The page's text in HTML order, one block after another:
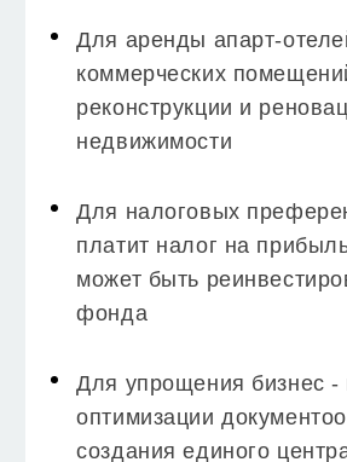
Для аренды апарт-
коммерческих
реконструкции и
недвижимости
Для налоговых
платит налог на
может быть
фонда
Для упрощения бизнес -
оптимизации
создания единого